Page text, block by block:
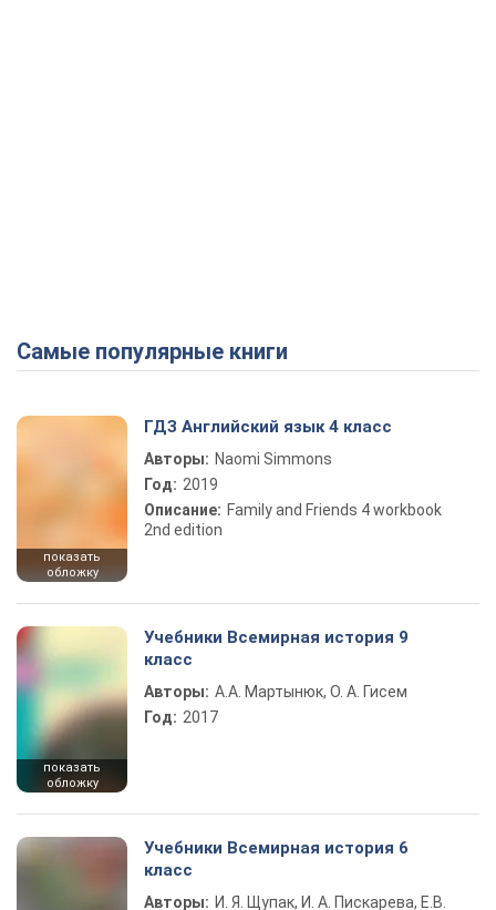
Самые популярные книги
показать
обложку
ГДЗ Английский язык 4 класс
Авторы: Naomi Simmons
Год: 2019
Описание: Family and Friends 4 workbook
2nd edition
показать
обложку
Учебники Всемирная история 9
класс
Авторы: А.А. Мартынюк, О. А. Гисем
Год: 2017
Учебники Всемирная история 6
класс
Авторы: И. Я. Щупак, И. А. Пискарева, Е.В.